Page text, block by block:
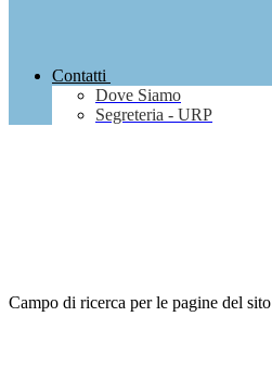
Contatti
Dove Siamo
Segreteria - URP
Campo di ricerca per le pagine del sito